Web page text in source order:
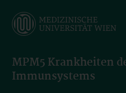
main
MPM5 Krankheiten
Immunsystems